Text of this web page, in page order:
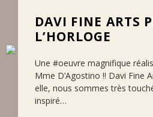
DAVI FINE ARTS
L’HORLOGE
Une #oeuvre magnifique
Mme D’Agostino !! Davi Fine
elle, nous sommes très
inspiré…